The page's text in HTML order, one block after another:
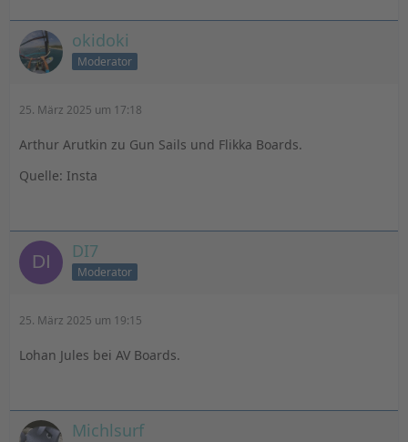
okidoki
Moderator
25. März 2025 um 17:18
Arthur Arutkin zu Gun Sails und Flikka Boards.
Quelle: Insta
DI7
Moderator
25. März 2025 um 19:15
Lohan Jules bei AV Boards.
Michlsurf